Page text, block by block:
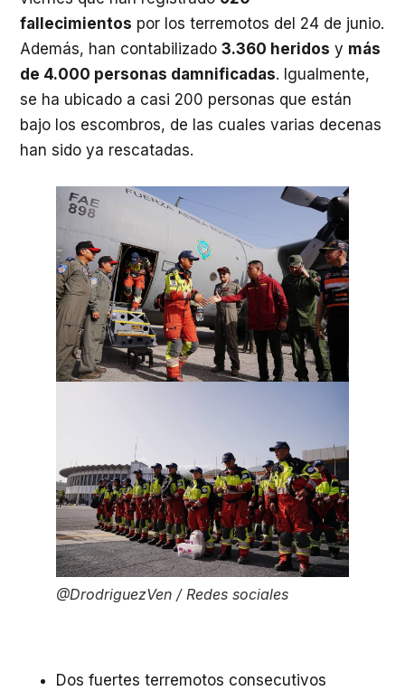
fallecimientos por los terremotos del 24 de junio.
Además, han contabilizado 3.360 heridos y más
de 4.000 personas damnificadas. Igualmente,
se ha ubicado a casi 200 personas que están
bajo los escombros, de las cuales varias decenas
han sido ya rescatadas.
@DrodriguezVen / Redes sociales
Dos fuertes terremotos consecutivos